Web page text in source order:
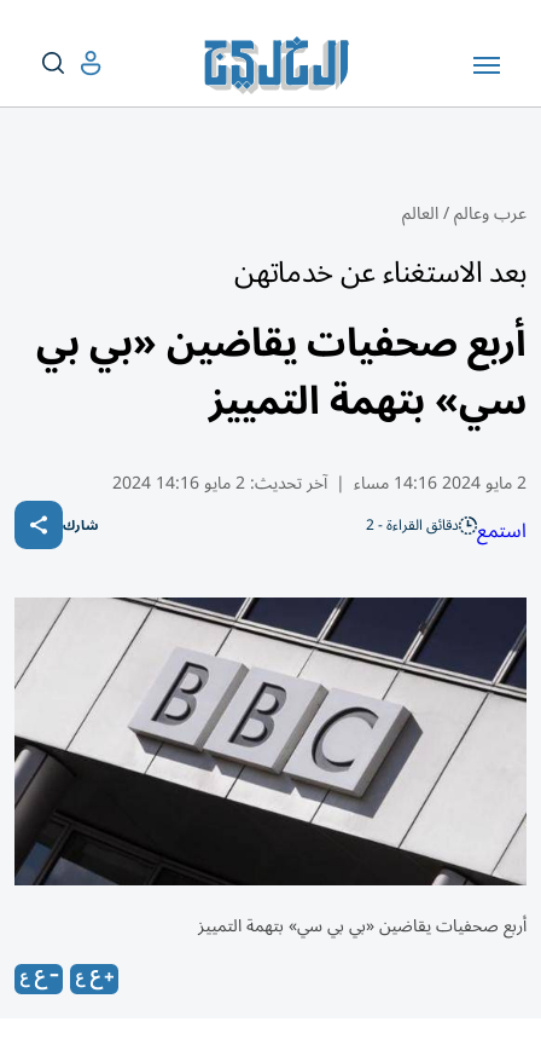
عرب وعالم/العالم
بعد الاستغناء عن خدماتهن
أربع صحفيات يقاضين «بي بي
سي» بتهمة التمييز
2 مايو 2024 14:16 مساء | آخر تحديث:2 مايو 14:16 2024
استمع دقائق القراءة - 2 شارك
أربع صحفيات يقاضين «بي بي سي» بتهمة التمييز